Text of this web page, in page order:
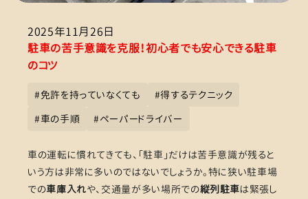
2025年11月26日
駐車の苦手意識を克服！初心者でも安心できる駐車
のコツ
#免許を持っていなくても #得するテクニック
#車の手順 #ペーパードライバー
車の運転に慣れてきても、「駐車」だけは苦手意識が残ると
いう方は非常に多いのではないでしょうか。特に狭い駐車場
での車庫入れや、交通量が多い場所での縦列駐車は緊張し